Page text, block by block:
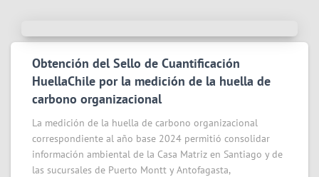
Obtención del Sello de Cuantificación
HuellaChile por la medición de la huella de
carbono organizacional
La medición de la huella de carbono organizacional
correspondiente al año base 2024 permitió consolidar
información ambiental de la Casa Matriz en Santiago y de
las sucursales de Puerto Montt y Antofagasta,